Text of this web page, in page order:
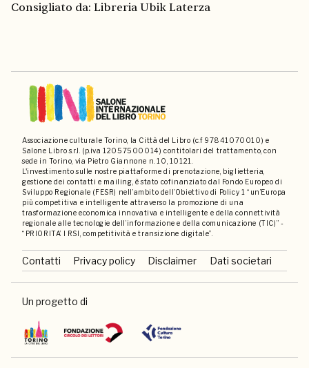
Consigliato da: Libreria Ubik Laterza
Associazione culturale Torino, la Città del Libro (c.f 97841070010) e
Salone Libro s.r.l. (p.iva 12057500014) contitolari del trattamento, con
sede in Torino, via Pietro Giannone n. 10, 10121.
L'investimento sulle nostre piattaforme di prenotazione, biglietteria,
gestione dei contatti e mailing, è stato cofinanziato dal Fondo Europeo di
Sviluppo Regionale (FESR) nell’ambito dell’Obiettivo di Policy 1 “un’Europa
più competitiva e intelligente attraverso la promozione di una
trasformazione economica innovativa e intelligente e della connettività
regionale alle tecnologie dell’informazione e della comunicazione (TIC)” -
“PRIORITA’ I RSI, competitività e transizione digitale”.
Contatti Privacy policy Disclaimer Dati societari
Un progetto di